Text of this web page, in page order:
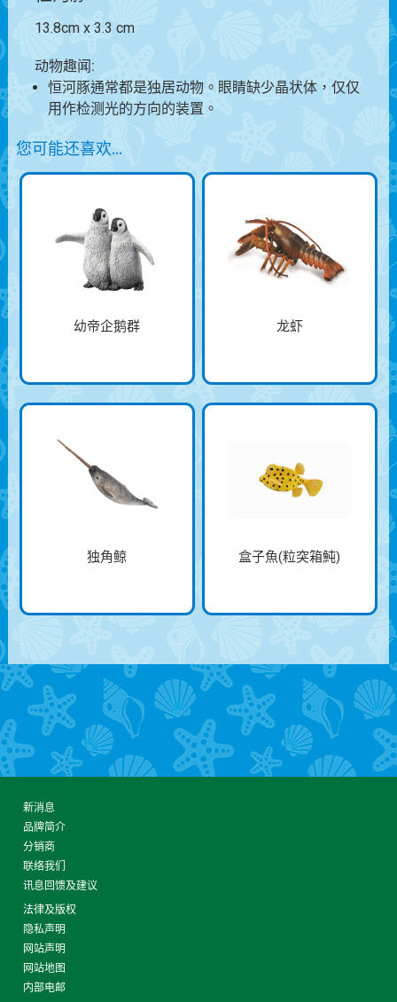
13.8cm x 3.3 cm
动物趣闻:
恒河豚通常都是独居动物。眼睛缺少晶状体，仅仅
用作检测光的方向的装置。
您可能还喜欢…
幼帝企鹅群 龙虾
独角鲸 盒子魚(粒突箱魨)
新消息
品牌简介
分销商
联络我们
讯息回馈及建议
法律及版权
隐私声明
网站声明
网站地图
内部电邮